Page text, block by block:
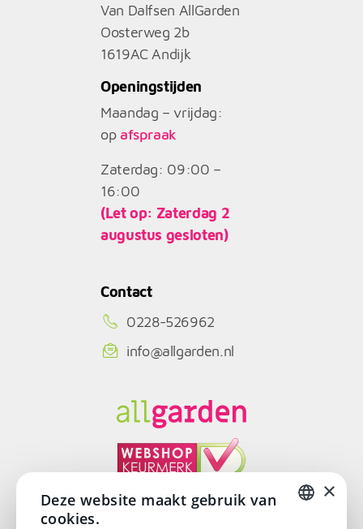
Van Dalfsen AllGarden
Oosterweg 2b
1619AC Andijk
Openingstijden
Maandag – vrijdag:
op afspraak
Zaterdag: 09:00 –
16:00
(Let op: Zaterdag 2
augustus gesloten)
Contact
0228-526962
info@allgarden.nl
×
Deze website maakt gebruik van
cookies.